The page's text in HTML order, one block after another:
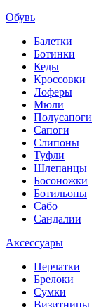
Обувь
Балетки
Ботинки
Кеды
Кроссовки
Лоферы
Мюли
Полусапоги
Сапоги
Слипоны
Туфли
Шлепанцы
Босоножки
Ботильоны
Сабо
Сандалии
Аксессуары
Перчатки
Брелоки
Сумки
Визитницы